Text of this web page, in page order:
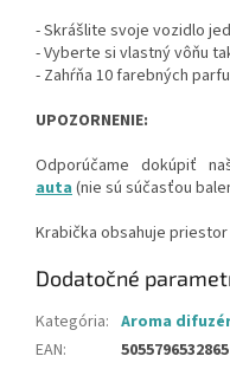
- Skrášlite svoje vozidlo
- Vyberte si vlastný vôňu
- Zahŕňa 10 farebných
UPOZORNENIE:
Odporúčame dokúpiť
auta(nie sú súčasťou
Krabička obsahuje
Dodatočné
Kategória: Aroma
EAN: 5055796532865